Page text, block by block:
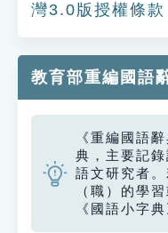
灣3.0版授權條款
教育部重編國語
《重編國語
典，主要記
語文研究者
（職）的學
《國語小字